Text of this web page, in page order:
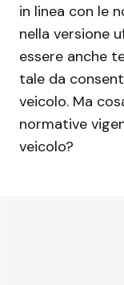
in linea con le
nella versione
essere anche
tale da
veicolo. Ma
normative
veicolo?